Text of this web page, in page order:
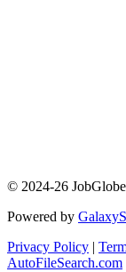
© 2024-26
Powered by
Privacy Policy |
AutoFileSearch.com